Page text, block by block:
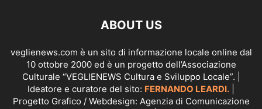
ABOUT US
veglienews.com è un sito di informazione locale online dal
10 ottobre 2000 ed è un progetto dell’Associazione
Culturale “VEGLIENEWS Cultura e Sviluppo Locale”. |
Ideatore e curatore del sito: FERNANDO LEARDI.
Progetto Grafico / Webdesign: Agenzia di Comunicazione